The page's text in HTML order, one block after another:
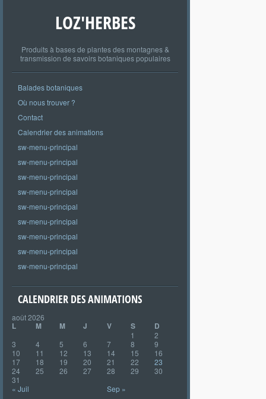
LOZ'HERBES
Produits à bases de plantes des montagnes &
transmission de savoirs botaniques populaires
Balades botaniques
Où nous trouver ?
Contact
Calendrier des animations
sw-menu-principal
sw-menu-principal
sw-menu-principal
sw-menu-principal
sw-menu-principal
sw-menu-principal
sw-menu-principal
sw-menu-principal
sw-menu-principal
CALENDRIER DES ANIMATIONS
août 2026
L M M J V S D
1
2
3
4 5 6 7 8
9
10
11 12 13 14 15
16
17
18 19 20 21 22
23
24
25 26 27 28 29
30
31
« Juil
Sep »